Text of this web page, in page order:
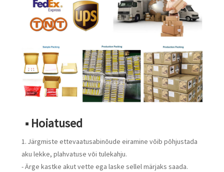
■ Hoiatused
1. Järgmiste ettevaatusabinõude eiramine võib põhjustada
aku lekke, plahvatuse või tulekahju.
- Ärge kastke akut vette ega laske sellel märjaks saada.